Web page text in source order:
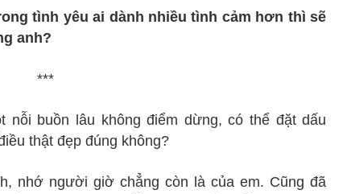
tình yêu ai dành nhiều tình cảm hơn thì sẽ
anh?
***
nỗi buồn lâu không điểm dừng, có thể đặt dấu
thật đẹp đúng không?
nhớ người giờ chẳng còn là của em. Cũng đã